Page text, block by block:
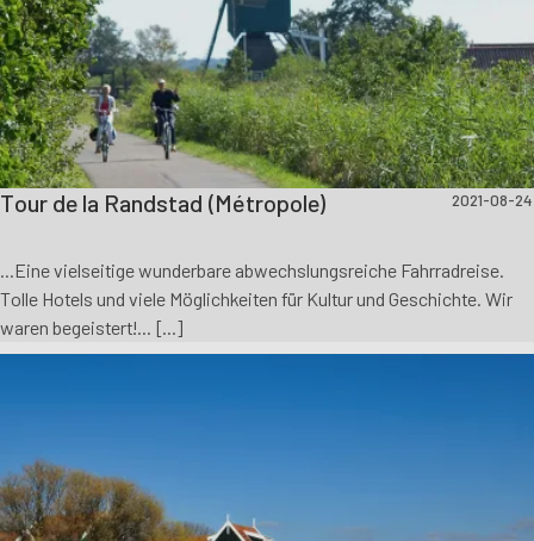
Tour de la Randstad (Métropole) 2021-08-24
...Eine vielseitige wunderbare abwechslungsreiche Fahrradreise.
Tolle Hotels und viele Möglichkeiten für Kultur und Geschichte. Wir
waren begeistert!... [...]